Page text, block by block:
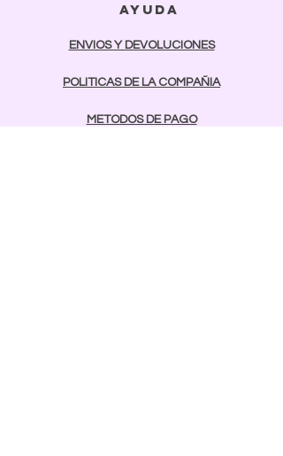
ayuda
ENVIOS Y DEVOLUCIONES
POLITICAS DE LA COMPAÑIA
METODOS DE PAGO